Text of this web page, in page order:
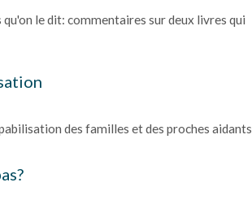
qu'on le dit: commentaires sur deux livres qui
des familles et des proches aidants